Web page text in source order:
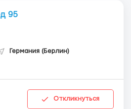
95
Германия (Берлин)
Откликнуться